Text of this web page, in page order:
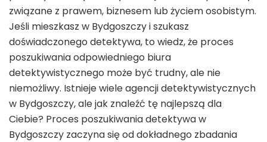
związane z prawem, biznesem lub życiem osobistym.
Jeśli mieszkasz w Bydgoszczy i szukasz
doświadczonego detektywa, to wiedz, że proces
poszukiwania odpowiedniego biura
detektywistycznego może być trudny, ale nie
niemożliwy. Istnieje wiele agencji detektywistycznych
w Bydgoszczy, ale jak znaleźć tę najlepszą dla
Ciebie? Proces poszukiwania detektywa w
Bydgoszczy zaczyna się od dokładnego zbadania